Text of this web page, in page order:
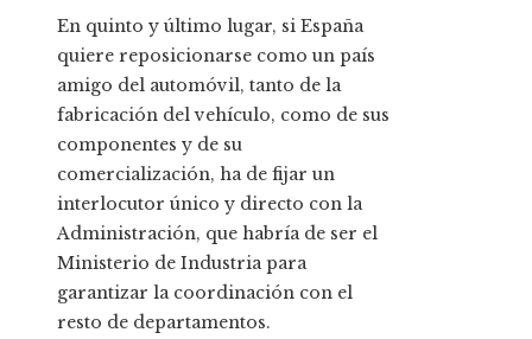
En quinto y último lugar, si España
quiere reposicionarse como un país
amigo del automóvil, tanto de la
fabricación del vehículo, como de sus
componentes y de su
comercialización, ha de fijar un
interlocutor único y directo con la
Administración, que habría de ser el
Ministerio de Industria para
garantizar la coordinación con el
resto de departamentos.